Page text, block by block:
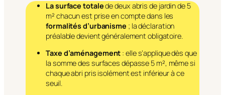
La surface totalede deux abris de jardin de 5
m² chacun est prise en compte dans les
formalités d’urbanisme ; la déclaration
préalable devient généralement obligatoire.
Taxe d’aménagement : elle s’applique dès que
la somme des surfaces dépasse 5 m², même si
chaque abri pris isolément est inférieur à ce
seuil.